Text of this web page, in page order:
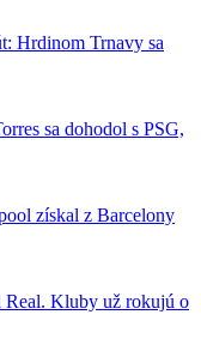
Hrdinom Trnavy sa
sa dohodol s PSG,
získal z Barcelony
Real. Kluby už rokujú o